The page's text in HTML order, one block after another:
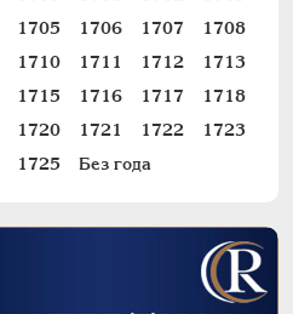
1705 1706 1707
1708
1710 1711 1712
1713
1715 1716 1717
1718
1720 1721 1722
1723
1725 Без года